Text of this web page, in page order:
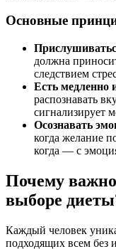
Основные
должна
следствием
Есть медленно
распознавать
сигнализирует
Осознавать
когда желание
когда — с
Почему
выборе
Каждый человек
подходящих всем без